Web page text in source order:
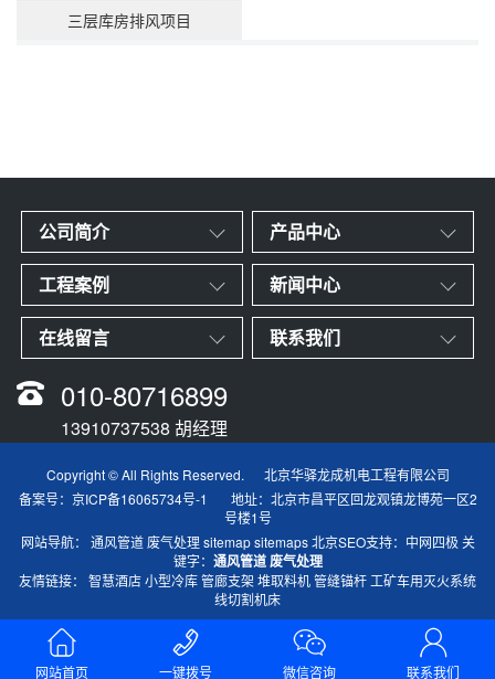
三层库房排风项目
公司简介 产品中心
工程案例 新闻中心
在线留言 联系我们
010-80716899
13910737538 胡经理
Copyright © All Rights Reserved. 北京华驿龙成机电工程有限公司
备案号： 京ICP备16065734号-1 地址：北京市昌平区回龙观镇龙博苑一区2
号楼1号
网站导航： 通风管道 废气处理 sitemap sitemaps 北京SEO支持： 中网四极 关
键字： 通风管道 废气处理
友情链接： 智慧酒店小型冷库管廊支架 堆取料机管缝锚杆 工矿车用灭火系统
线切割机床
网站首页 一键拨号 微信咨询 联系我们